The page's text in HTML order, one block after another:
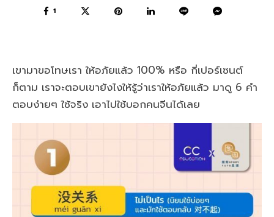
1
เขามาขอโทษเรา ให้อภัยแล้ว 100% หรือ กี่เปอร์เซนต์
ก็ตาม เราจะตอบเขายังไงให้รู้ว่าเราให้อภัยแล้ว มาดู 6 คำ
ตอบง่ายๆ ใช้จริง เอาไปใช้บอกคนจีนได้เลย